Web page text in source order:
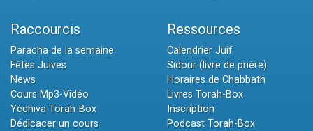
Raccourcis
Paracha de la semaine
Fêtes Juives
News
Cours Mp3-Vidéo
Yéchiva Torah-Box
Dédicacer un cours
Ressources
Calendrier Juif
Sidour (livre de prière)
Horaires de Chabbath
Livres Torah-Box
Inscription
Podcast Torah-Box